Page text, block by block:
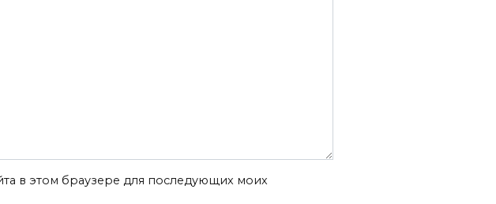
в этом браузере для последующих моих